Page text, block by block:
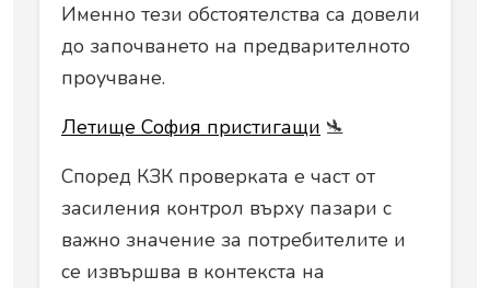
Именно тези обстоятелства са довели
до започването на предварителното
проучване.
Летище София пристигащи 🛬
Според КЗК проверката е част от
засиления контрол върху пазари с
важно значение за потребителите и
се извършва в контекста на